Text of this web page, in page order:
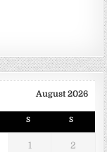
August 2026
S S
1 2